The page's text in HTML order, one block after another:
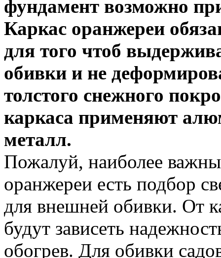
фундамент возможно
Каркас оранжереи
для того чтоб
обивки и не
толстого снежного
каркаса применяют
металл.
Пожалуй, наиболее
оранжереи есть подбор
для внешней обивки. От
будут зависеть
обогрев. Для обивки